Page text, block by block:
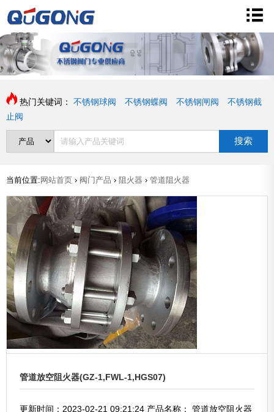
热门关键词： 不锈钢球阀 不锈钢蝶阀 不锈钢闸阀
不锈钢截
止阀
搜索
当前位置: 网站首页 › 阀门产品 › 阻火器 › 管道阻火器
管道放空阻火器(GZ-1,FWL-1,HGS07)
更新时间：2023-02-21 09:21:24 产品名称： 管道放空阻火器